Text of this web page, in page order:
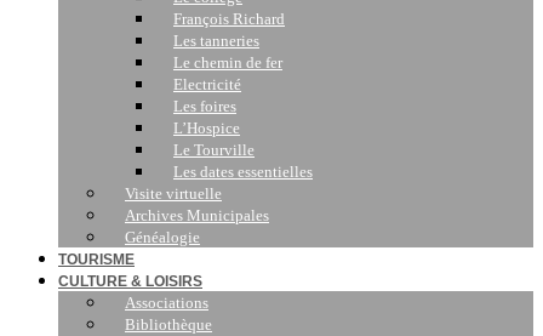
François Richard
Les tanneries
Le chemin de fer
Electricité
Les foires
L’Hospice
Le Tourville
Les dates essentielles
Visite virtuelle
Archives Municipales
Généalogie
TOURISME
CULTURE & LOISIRS
Associations
Bibliothèque